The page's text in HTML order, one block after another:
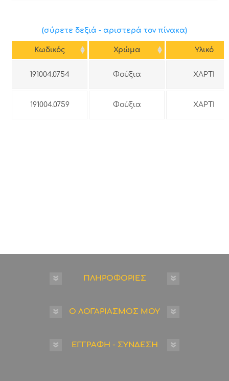
(σύρετε δεξιά - αριστερά τον πίνακα)
Κωδικός Χρώμα Υλικό
191004.0754 Φούξια ΧΑΡΤΙ
191004.0759 Φούξια ΧΑΡΤΙ
ΠΛΗΡΟΦΟΡΙΕΣ
Ο ΛΟΓΑΡΙΑΣΜΟΣ ΜΟΥ
ΕΓΓΡΑΦΗ - ΣΥΝΔΕΣΗ